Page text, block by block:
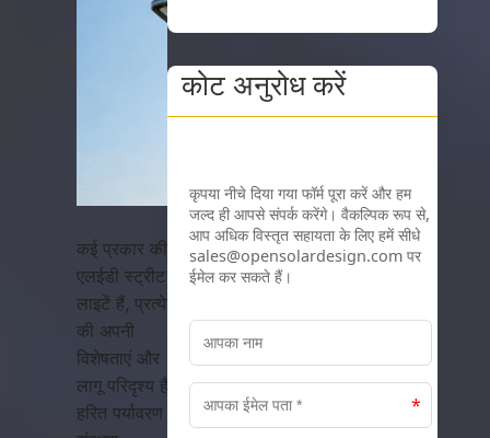
कई प्रकार की
एलईडी स्ट्रीट
लाइटें हैं, प्रत्येक
की अपनी
विशेषताएं और
लागू परिदृश्य हैं।
हरित पर्यावरण
कोट अनुरोध करें